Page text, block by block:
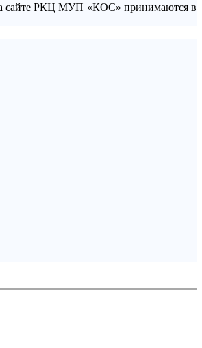
сайте РКЦ МУП «КОС» принимаются в